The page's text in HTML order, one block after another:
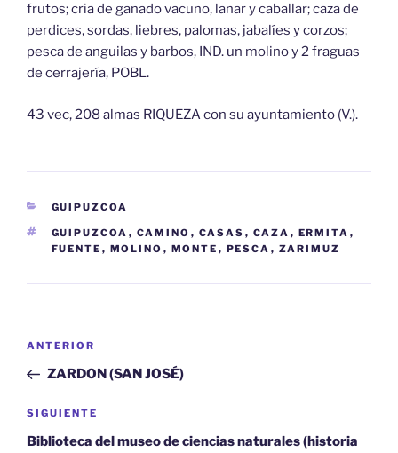
frutos; cria de ganado vacuno, lanar y caballar; caza de
perdices, sordas, liebres, palomas, jabalíes y corzos;
pesca de anguilas y barbos, IND. un molino y 2 fraguas
de cerrajería, POBL.
43 vec, 208 almas RIQUEZA con su ayuntamiento (V.).
CATEGORÍAS
GUIPUZCOA
ETIQUETAS
GUIPUZCOA , CAMINO , CASAS , CAZA , ERMITA ,
FUENTE , MOLINO , MONTE , PESCA , ZARIMUZ
Navegación
entradas
Entrada
anterior:
ANTERIOR
ZARDON (SAN JOSÉ)
Siguiente
entrada
SIGUIENTE
Biblioteca del museo de ciencias naturales (historia